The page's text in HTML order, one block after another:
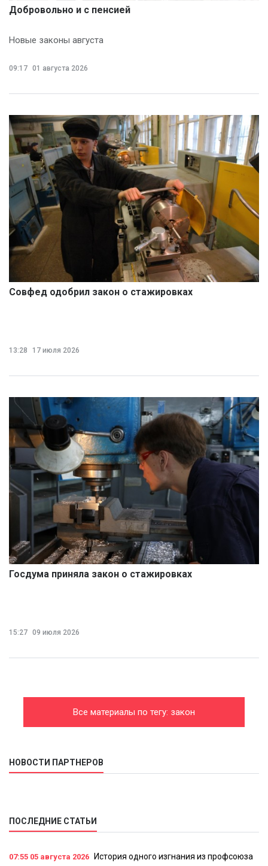
Добровольно и с пенсией
Новые законы августа
09:17 01 августа 2026
Совфед одобрил закон о стажировках
13:28 17 июля 2026
Госдума приняла закон о стажировках
15:27 09 июля 2026
Все материалы по тегу: закон
НОВОСТИ ПАРТНЕРОВ
ПОСЛЕДНИЕ СТАТЬИ
07:55 05 августа 2026 История одного изгнания из профсоюза